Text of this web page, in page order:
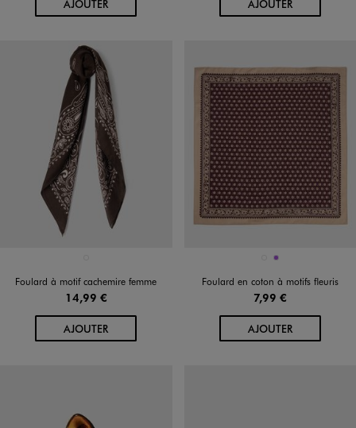
AJOUTERAU PANIER AJOUTERAU PANIER
Foulard à motif cachemire femme
14,99 €
AJOUTERAU PANIER
Disponible en 2 coloris
ROSE FONCE
VIOLET FONCE
Foulard en coton à motifs fleuris
7,99 €
AJOUTERAU PANIER